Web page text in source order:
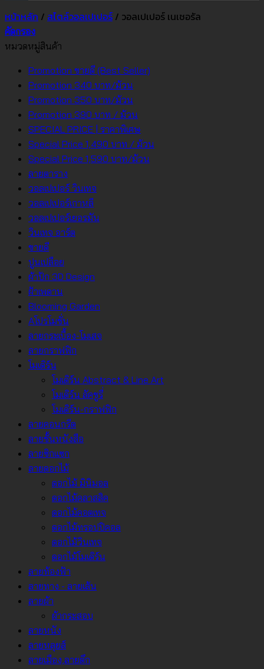
หน้าหลัก / สไตล์วอลเปเปอร์ / วอลเปเปอร์ เนเชอรัล
คัดกรอง
หมวดหมู่สินค้า
Promotion ขายดี (Best Seller)
Promotion 340 บาท/ม้วน
Promotion 350 บาท/ม้วน
Promotion 390 บาท / ม้วน
SPECIAL PRICE | ราคาพิเศษ
Special Price 1,490 บาท / ม้วน
Special Price 1,590 บาท/ม้วน
ลายตาราง
วอลเปเปอร์ วินเทจ
วอลเปเปอร์เกาหลี
วอลเปเปอร์เยอรมัน
วินเทจ อาร์ต
ขายดี
ปูนเปลือย
ผ้าปัก 3D Design
ฝ้าเพดาน
Blooming Garden
Aโปรโมชั่น
ลายกระเบื้อง-โมเสจ
ลายกราฟฟิก
โมเดิร์น
โมเดิร์น Abstract & Line Art
โมเดิร์น ลัคชูรี่
โมเดิร์น-กราฟฟิก
ลายคอนกรีต
ลายชั้นหนังสือ
ลายซิกแซก
ลายดอกไม้
ดอกไม้ มินิมอล
ดอกไม้คลาสสิค
ดอกไม้คอตเทจ
ดอกไม้ทรอปปิคอล
ดอกไม้วินเทจ
ดอกไม้โมเดิร์น
ลายท้องฟ้า
ลายทาง - ลายเส้น
ลายผ้า
ผ้ากระสอบ
ลายหนัง
ลายหลุยส์
ลายเมือง,ลายตึก